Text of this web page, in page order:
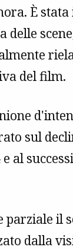
È
del film.
sul
al
il
dalla